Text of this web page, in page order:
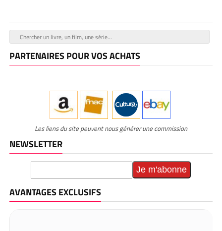
PARTENAIRES POUR VOS ACHATS
Les liens du site peuvent nous générer une commission
NEWSLETTER
AVANTAGES EXCLUSIFS